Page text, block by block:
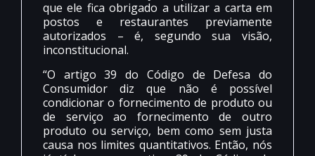
que ele fica obrigado a utilizar a carta em
postos e restaurantes previamente
autorizados – é, segundo sua visão,
inconstitucional.
“O artigo 39 do Código de Defesa do
Consumidor diz que não é possível
condicionar o fornecimento de produto ou
de serviço ao fornecimento de outro
produto ou serviço, bem como sem justa
causa nos limites quantitativos. Então, nós